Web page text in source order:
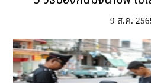
9 ส.ค.